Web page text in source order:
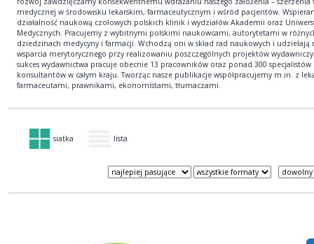
medycznej w środowisku lekarskim, farmaceutycznym i wśród pacjentów.
działalność naukową czołowych polskich klinik i wydziałów Akademii oraz
Medycznych. Pracujemy z wybitnymi polskimi naukowcami, autorytetami w
dziedzinach medycyny i farmacji. Wchodzą oni w skład rad naukowych i udzielają
wsparcia merytorycznego przy realizowaniu poszczególnych projektów
sukces wydawnictwa pracuje obecnie 13 pracowników oraz ponad 300 specjalistów
konsultantów w całym kraju. Tworząc nasze publikacje współpracujemy m.in. z
farmaceutami, prawnikami, ekonomistami, tłumaczami.
siatka lista